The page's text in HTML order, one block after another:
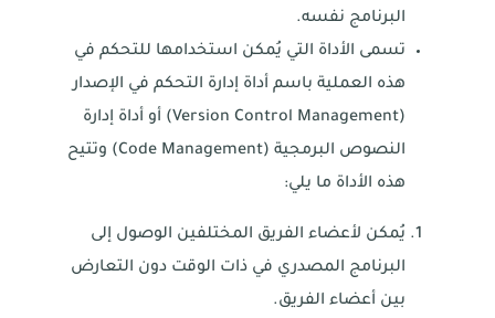
البرنامج نفسه.
تسمى الأداة التي يُمكن استخدامها للتحكم في
هذه العملية باسم أداة إدارة التحكم في الإصدار
(Version Control Management) أو أداة إدارة
النصوص البرمجية (Code Management) وتتيح
هذه الأداة ما يلي:
يُمكن لأعضاء الفريق المختلفين الوصول إلى
البرنامج المصدري في ذات الوقت دون التعارض
بين أعضاء الفريق.